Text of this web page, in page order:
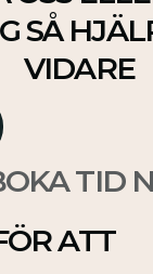
SÅ
VIDARE
TID
ATT